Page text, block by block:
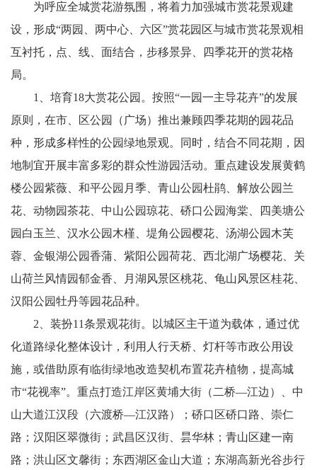
为呼应全城赏花游氛围，将着力加强城市赏花景观建
设，形成“两园、两中心、六区”赏花园区与城市赏花景观相
互衬托，点、线、面结合，步移景异、四季花开的赏花格
局。
1、培育18大赏花公园。按照“一园一主导花卉”的发展
原则，在市、区公园（广场）推出兼顾四季花期的园花品
种，形成多样性的公园绿地景观。同时，结合不同花期，因
地制宜开展丰富多彩的群众性游园活动。重点建设发展黄鹤
楼公园紫薇、和平公园月季、青山公园杜鹃、解放公园兰
花、动物园茶花、中山公园琼花、硚口公园海棠、四美塘公
园白玉兰、汉水公园木槿、堤角公园樱花、汤湖公园木芙
蓉、金银湖公园香蒲、紫阳公园荷花、西北湖广场樱花、关
山荷兰风情园郁金香、月湖风景区桃花、龟山风景区桂花、
汉阳公园牡丹等园花品种。
2、装扮11条景观花街。以城区主干道为载体，通过优
化道路绿化整体设计，利用人行天桥、灯杆等市政公用设
施，或借助原有临街绿地改造契机布置花卉植物，提高城
市“花视率”。重点打造江岸区黄埔大街（二桥—江边）、中
山大道江汉段（六渡桥—江汉路）；硚口区硚口路、崇仁
路；汉阳区翠微街；武昌区汉街、昙华林；青山区建一南
路；洪山区文馨街；东西湖区金山大道；东湖高新光谷步行